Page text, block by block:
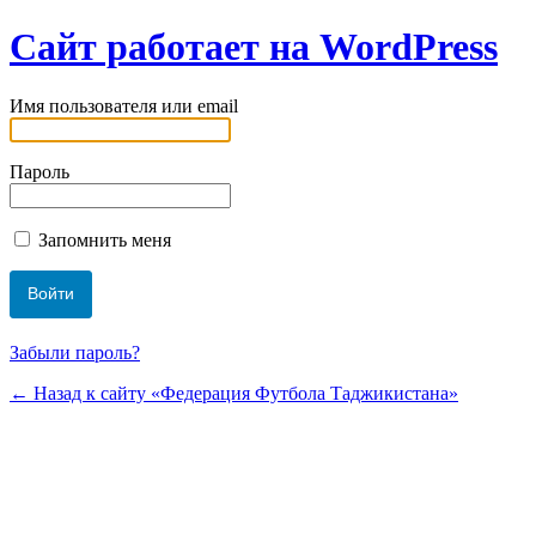
Сайт работает на WordPress
Имя пользователя или email
Пароль
Запомнить меня
Забыли пароль?
← Назад к сайту «Федерация Футбола Таджикистана»